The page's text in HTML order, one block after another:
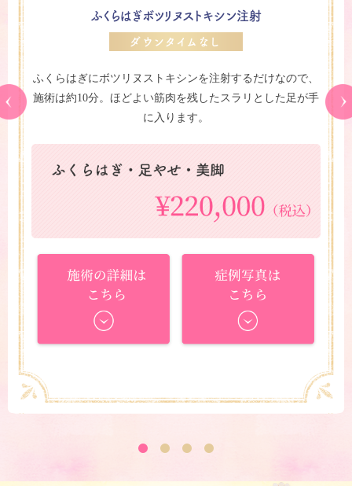
ふくらはぎボツリヌストキシン注射
ダウンタイムなし
ふくらはぎにボツリヌストキシンを注射するだけなので、
施術は約10分。ほどよい筋肉を残したスラリとした足が手
に入ります。